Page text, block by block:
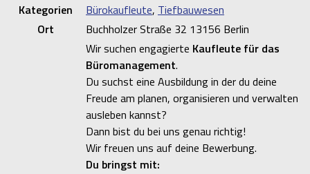
Kategorien
Bürokaufleute, Tiefbauwesen
Ort
Buchholzer Straße 32 13156 Berlin
Wir suchen engagierte Kaufleute für das
Büromanagement.
Du suchst eine Ausbildung in der du deine
Freude am planen, organisieren und verwalten
ausleben kannst?
Dann bist du bei uns genau richtig!
Wir freuen uns auf deine Bewerbung.
Du bringst mit: